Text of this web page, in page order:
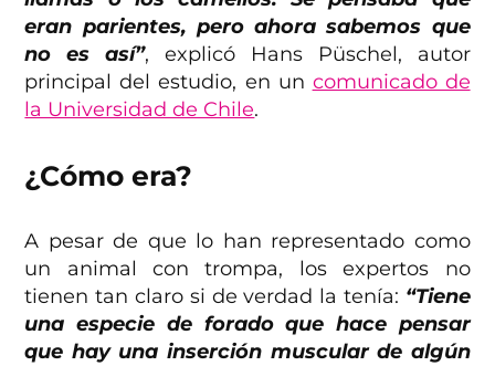
eran parientes, pero ahora sabemos que
no es así”, explicó Hans Püschel, autor
principal del estudio, en un comunicado de
la Universidad de Chile.
¿Cómo era?
A pesar de que lo han representado como
un animal con trompa, los expertos no
tienen tan claro si de verdad la tenía: “Tiene
una especie de forado que hace pensar
que hay una inserción muscular de algún